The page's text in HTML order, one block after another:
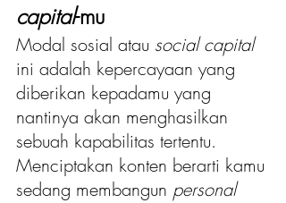
capital-mu
Modal sosial atau social capital
ini adalah kepercayaan yang
diberikan kepadamu yang
nantinya akan menghasilkan
sebuah kapabilitas tertentu.
Menciptakan konten berarti kamu
sedang membangun personal